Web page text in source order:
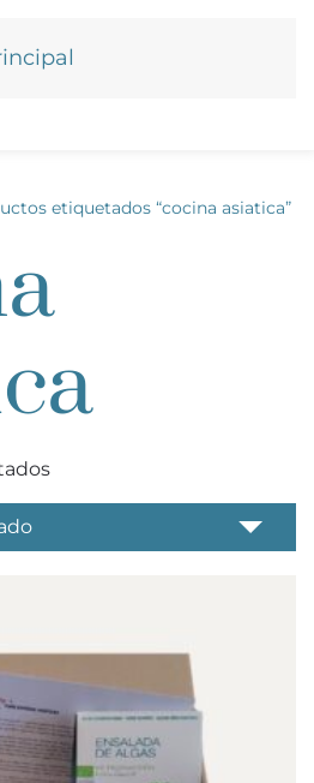
etiquetados “cocina asiatica”